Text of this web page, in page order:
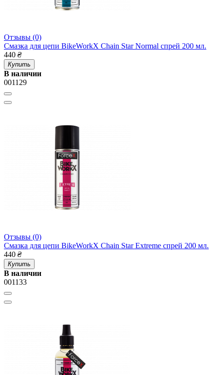
Отзывы (0)
Смазка для цепи BikeWorkX Chain Star Normal спрей 200 мл.
440 ₴
Купить
В наличии
001129
Отзывы (0)
Смазка для цепи BikeWorkX Chain Star Extreme спрей 200 мл.
440 ₴
Купить
В наличии
001133